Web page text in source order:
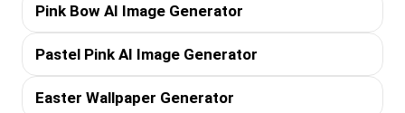
Pink Bow AI Image Generator
Pastel Pink AI Image Generator
Easter Wallpaper Generator